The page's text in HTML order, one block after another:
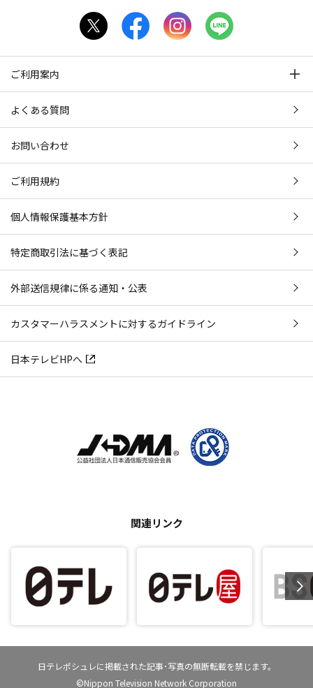
ご利用案内
よくある質問
お問い合わせ
ご利用規約
個人情報保護基本方針
特定商取引法に基づく表記
外部送信規律に係る通知・公表
カスタマーハラスメントに対するガイドライン
日本テレビHPへ
関連リンク
日テレポシュレに掲載された記事･写真の無断転載を禁じます。
©Nippon Television Network Corporation